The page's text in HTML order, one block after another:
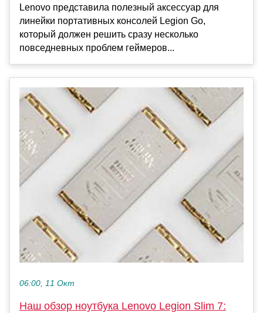
Lenovo представила полезный аксессуар для
линейки портативных консолей Legion Go,
который должен решить сразу несколько
повседневных проблем геймеров...
06:00, 11 Окт
Наш обзор ноутбука Lenovo Legion Slim 7: